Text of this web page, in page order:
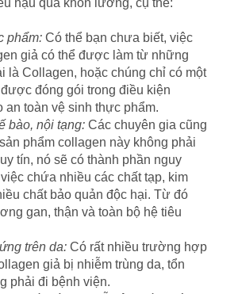
phẩm: Có thể bạn chưa biết, việc
giả có thể được làm từ những
là Collagen, hoặc chúng chỉ có một
đóng gói trong điều kiện
an toàn vệ sinh thực phẩm.
bào, nội tạng: Các chuyên gia cũng
phẩm collagen này không phải
tín, nó sẽ có thành phần nguy
chứa nhiều các chất tạp, kim
chất bảo quản độc hại. Từ đó
gan, thận và toàn bộ hệ tiêu
trên da: Có rất nhiều trường hợp
giả bị nhiễm trùng da, tổn
phải đi bệnh viện.